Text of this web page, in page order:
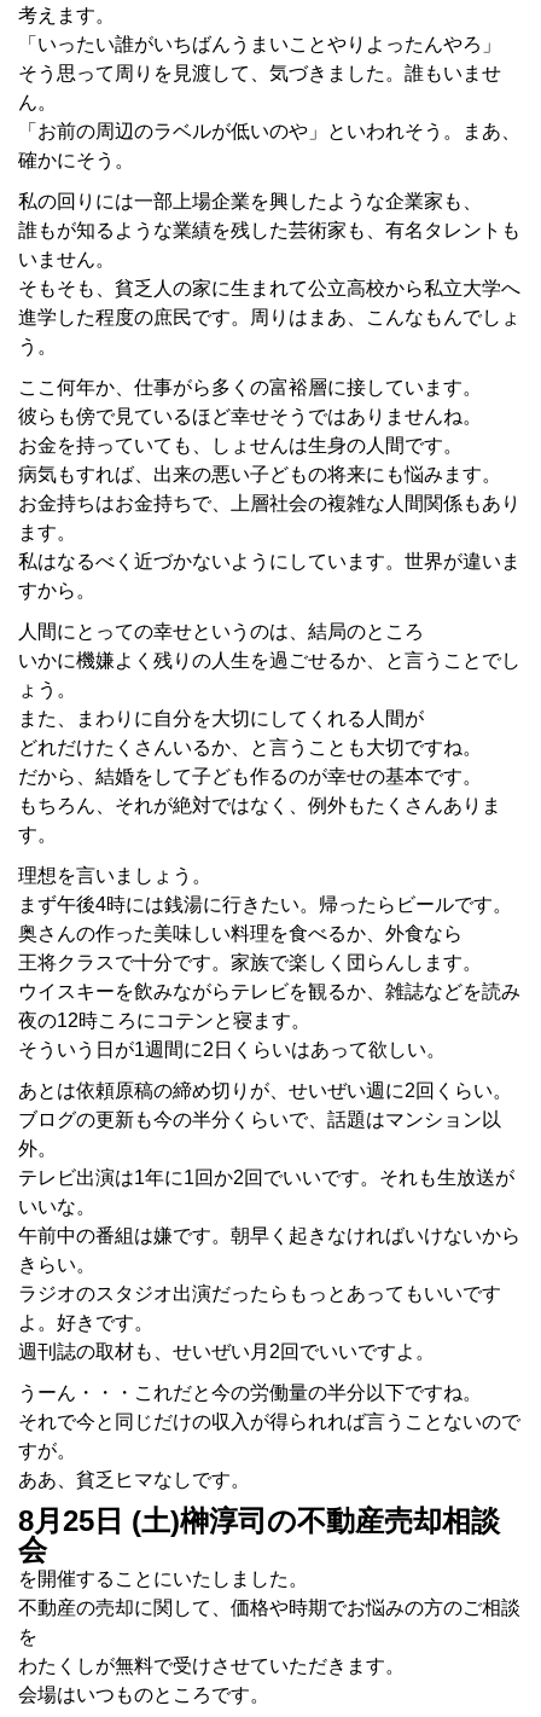
考えます。
「いったい誰がいちばんうまいことやりよったんやろ」
そう思って周りを見渡して、気づきました。誰もいませ
ん。
「お前の周辺のラベルが低いのや」といわれそう。まあ、
確かにそう。
私の回りには一部上場企業を興したような企業家も、
誰もが知るような業績を残した芸術家も、有名タレントも
いません。
そもそも、貧乏人の家に生まれて公立高校から私立大学へ
進学した程度の庶民です。周りはまあ、こんなもんでしょ
う。
ここ何年か、仕事がら多くの富裕層に接しています。
彼らも傍で見ているほど幸せそうではありませんね。
お金を持っていても、しょせんは生身の人間です。
病気もすれば、出来の悪い子どもの将来にも悩みます。
お金持ちはお金持ちで、上層社会の複雑な人間関係もあり
ます。
私はなるべく近づかないようにしています。世界が違いま
すから。
人間にとっての幸せというのは、結局のところ
いかに機嫌よく残りの人生を過ごせるか、と言うことでし
ょう。
また、まわりに自分を大切にしてくれる人間が
どれだけたくさんいるか、と言うことも大切ですね。
だから、結婚をして子ども作るのが幸せの基本です。
もちろん、それが絶対ではなく、例外もたくさんありま
す。
理想を言いましょう。
まず午後4時には銭湯に行きたい。帰ったらビールです。
奥さんの作った美味しい料理を食べるか、外食なら
王将クラスで十分です。家族で楽しく団らんします。
ウイスキーを飲みながらテレビを観るか、雑誌などを読み
夜の12時ころにコテンと寝ます。
そういう日が1週間に2日くらいはあって欲しい。
あとは依頼原稿の締め切りが、せいぜい週に2回くらい。
ブログの更新も今の半分くらいで、話題はマンション以
外。
テレビ出演は1年に1回か2回でいいです。それも生放送が
いいな。
午前中の番組は嫌です。朝早く起きなければいけないから
きらい。
ラジオのスタジオ出演だったらもっとあってもいいです
よ。好きです。
週刊誌の取材も、せいぜい月2回でいいですよ。
うーん・・・これだと今の労働量の半分以下ですね。
それで今と同じだけの収入が得られれば言うことないので
すが。
ああ、貧乏ヒマなしです。
8月25日 (土)榊淳司の不動産売却相談
会
を開催することにいたしました。
不動産の売却に関して、価格や時期でお悩みの方のご相談
を
わたくしが無料で受けさせていただきます。
会場はいつものところです。